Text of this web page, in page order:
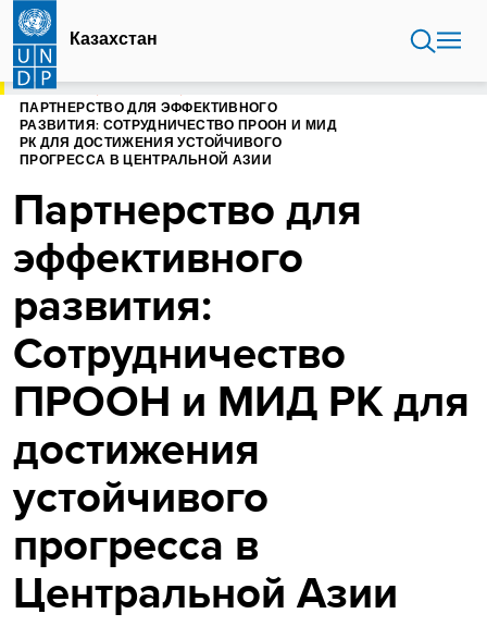
Перейти
основному
содержанию
Казахстан
ГЛАВНАЯ
ПАРТНЕРСТВО ДЛЯ ЭФФЕКТИВНОГО
РАЗВИТИЯ: СОТРУДНИЧЕСТВО ПРООН И МИД
РК ДЛЯ ДОСТИЖЕНИЯ УСТОЙЧИВОГО
ПРОГРЕССА В ЦЕНТРАЛЬНОЙ АЗИИ
Партнерство для
эффективного
развития:
Сотрудничество
ПРООН и МИД РК для
достижения
устойчивого
прогресса в
Центральной Азии